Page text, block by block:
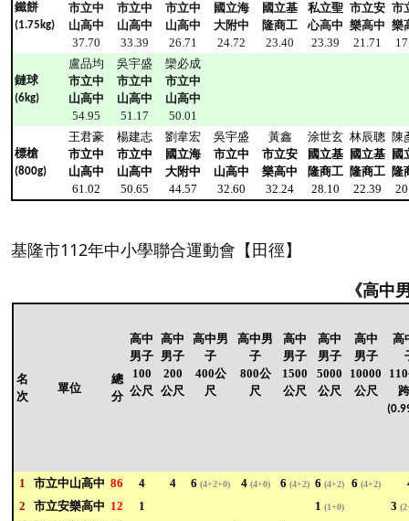
鐵餅
(1.75kg)
市立中
山高中
37.70
市立中
山高中
33.39
市立中
山高中
26.71
國立海
大附中
24.72
國立基
隆商工
23.40
私立聖
心高中
23.39
市立安
樂高中
21.71
市
樂
鏈球
(6kg)
盧品均
市立中
山高中
54.95
吳宇盛
市立中
山高中
51.17
欒必成
市立中
山高中
50.01
標槍
(800g)
王君豪
市立中
山高中
61.02
楊建志
市立中
山高中
50.65
劉韋宏
國立海
大附中
44.57
吳宇盛
市立中
山高中
32.60
黃鑫
市立安
樂高中
32.24
涂世玄
國立基
隆商工
28.10
林辰聰
國立基
隆商工
22.39
陳
國
隆
基隆市112年中小學聯合運動會【田徑】
《高中
名
次
單位
總
分
高中
男子
100
公尺
高中
男子
200
公尺
高中男
子
400公
尺
高中男
子
800公
尺
高中
男子
1500
公尺
高中
男子
5000
公尺
高中
男子
10000
公尺
高
1 市立中山高中 86 4 4 6 (4+2+0) 4 (4+0) 6 (4+2) 6 (4+2) 6 (4+2)
2
市立安樂高中 12 1 1 (1+0) 3